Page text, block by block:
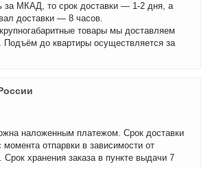
за МКАД, то срок доставки — 1-2 дня, а
доставки — 8 часов.
товары мы доставляем
Подъём до квартиры осуществляется за
наложенным платежом. Срок доставки
отпарвки в зависимости от
Срок хранения заказа в пункте выдачи 7